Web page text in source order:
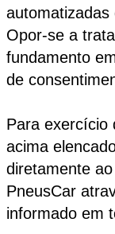
automatizadas
Opor-se a
fundamento
de
Para exercício
acima
diretamente
PneusCar
informado em